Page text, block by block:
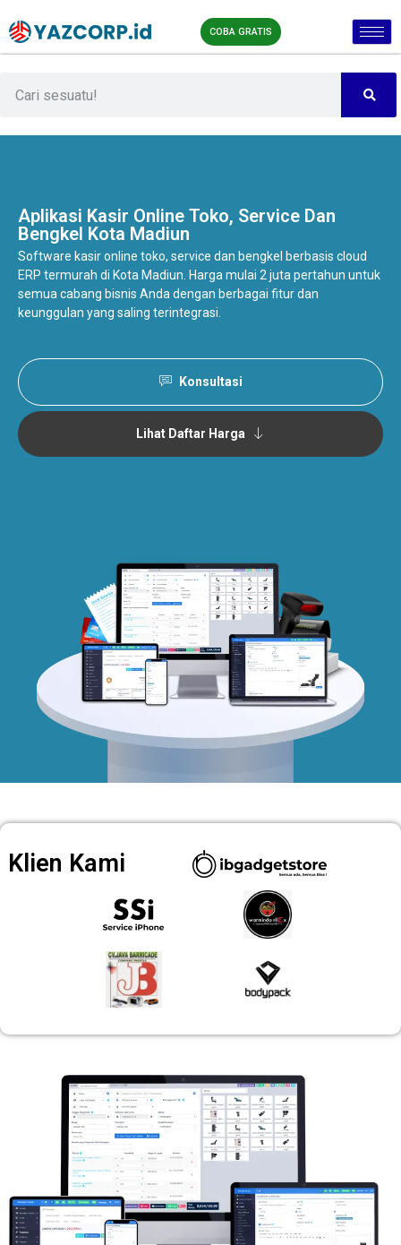
COBA GRATIS
Aplikasi Kasir Online Toko, Service Dan
Bengkel Kota Madiun
Software kasir online toko, service dan bengkel berbasis cloud
ERP termurah di Kota Madiun. Harga mulai 2 juta pertahun untuk
semua cabang bisnis Anda dengan berbagai fitur dan
keunggulan yang saling terintegrasi.
Konsultasi
Lihat Daftar Harga
Klien Kami